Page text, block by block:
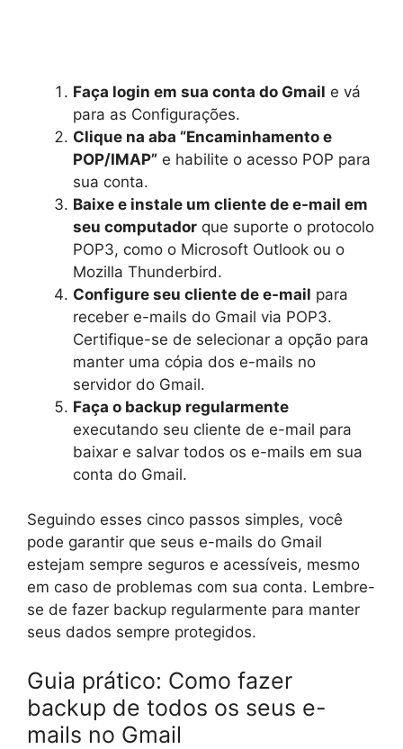
Faça login em sua conta do Gmail e vá
para as Configurações.
Clique na aba “Encaminhamento e
POP/IMAP” e habilite o acesso POP para
sua conta.
Baixe e instale um cliente de e-mail em
seu computador que suporte o protocolo
POP3, como o Microsoft Outlook ou o
Mozilla Thunderbird.
Configure seu cliente de e-mail para
receber e-mails do Gmail via POP3.
Certifique-se de selecionar a opção para
manter uma cópia dos e-mails no
servidor do Gmail.
Faça o backup regularmente
executando seu cliente de e-mail para
baixar e salvar todos os e-mails em sua
conta do Gmail.
Seguindo esses cinco passos simples, você
pode garantir que seus e-mails do Gmail
estejam sempre seguros e acessíveis, mesmo
em caso de problemas com sua conta. Lembre-
se de fazer backup regularmente para manter
seus dados sempre protegidos.
Guia prático: Como fazer
backup de todos os seus e-
mails no Gmail